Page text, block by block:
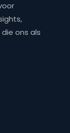
ons als